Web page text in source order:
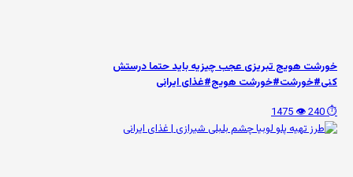
خورشت هویج تبریزی عجب چیزیه باید حتما درستش
کنی#خورشت#خورشت هویج#غذای ایرانی
⏱️ 240
👁️ 1475